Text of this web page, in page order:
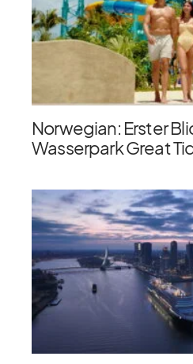
Norwegian: Erster
Wasserpark Great